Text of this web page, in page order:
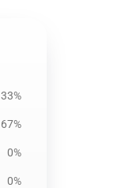
33%
67%
0%
0%